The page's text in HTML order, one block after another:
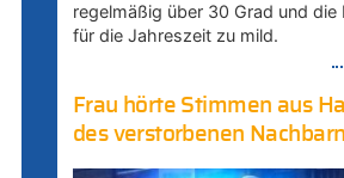
regelmäßig über 30 Grad und die
für die Jahreszeit zu mild.
Frau hörte Stimmen aus
des verstorbenen Nachbarn